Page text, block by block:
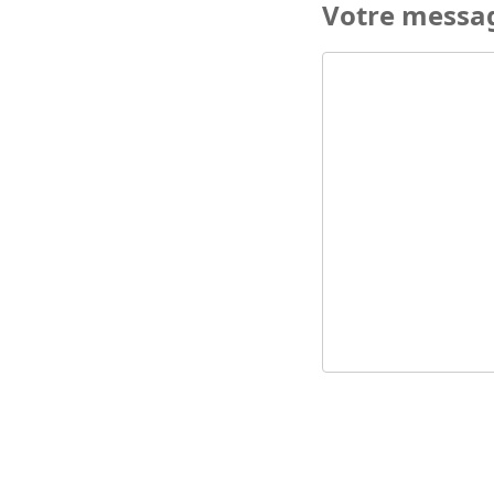
Votre